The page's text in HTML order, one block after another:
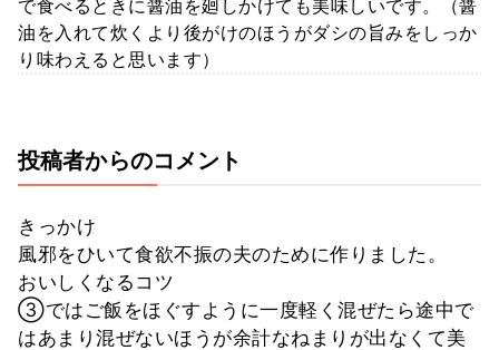
で食べるときに醤油を廻しかけても美味しいです。（醤
油を入れて炊くより後がけのほうがダシの旨みをしっか
り味わえると思います）
投稿者からのコメント
きっかけ
風邪をひいて食欲不振の夫のために作りました。
おいしくなるコツ
③ではご飯をほぐすように一度軽く混ぜたら途中で
はあまり混ぜないほうが余計なねまりが出なくて美